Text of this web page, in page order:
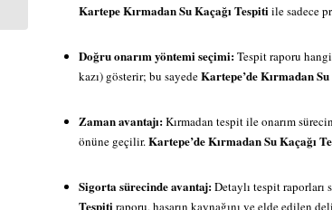
Kartepe Kırmadan Su Kaçağı Tespitiile sadece
Doğru onarım yöntemi seçimi:Tespit raporu
kazı) gösterir; bu sayedeKartepe’de Kırmadan
Zaman avantajı:Kırmadan tespit ile onarım
önüne geçilir.Kartepe’de Kırmadan Su Kaçağı
Sigorta sürecinde avantaj:Detaylı tespit
Tespitiraporu, hasarın kaynağını ve elde edilen